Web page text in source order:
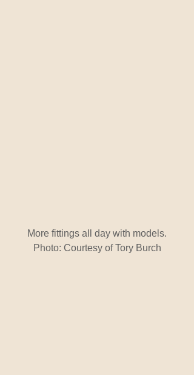
More fittings all day with models.
Photo: Courtesy of Tory Burch